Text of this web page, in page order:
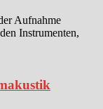
Aufnahme
Instrumenten,